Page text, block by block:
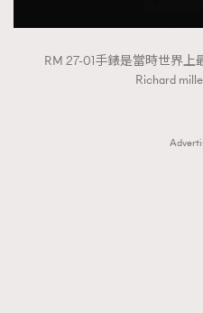
RM 27-01手錶是當時世界上
Richard